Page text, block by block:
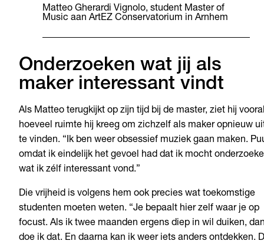
Matteo Gherardi Vignolo, student Master of
Music aan ArtEZ Conservatorium in Arnhem
Onderzoeken wat jij als
maker interessant vindt
Als Matteo terugkijkt op zijn tijd bij de master, ziet hij
hoeveel ruimte hij kreeg om zichzelf als maker opnieuw
te vinden. “Ik ben weer obsessief muziek gaan maken.
omdat ik eindelijk het gevoel had dat ik mocht
wat ik zélf interessant vond.”
Die vrijheid is volgens hem ook precies wat toekomstige
studenten moeten weten. “Je bepaalt hier zelf waar je op
focust. Als ik twee maanden ergens diep in wil duiken,
doe ik dat. En daarna kan ik weer iets anders ontdekken.